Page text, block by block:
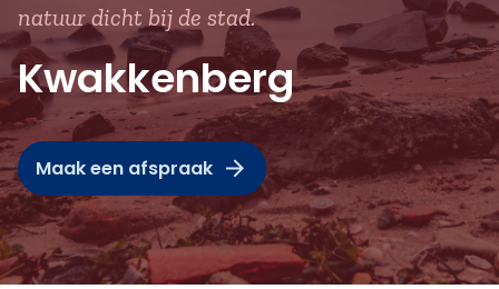
natuur dicht bij de stad.
Kwakkenberg
Maak een afspraak